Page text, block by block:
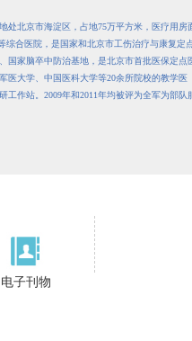
处北京市海淀区，占地75万平方米，医疗用房
综合医院，是国家和北京市工伤治疗与康复定
国家脑卒中防治基地，是北京市首批医保定点
医大学、中国医科大学等20余所院校的教学医
工作站。2009年和2011年均被评为全军为部队
电子刊物